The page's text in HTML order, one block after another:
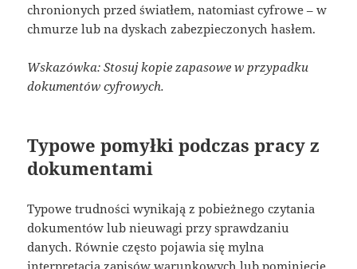
chronionych przed światłem, natomiast cyfrowe – w
chmurze lub na dyskach zabezpieczonych hasłem.
Wskazówka: Stosuj kopie zapasowe w przypadku
dokumentów cyfrowych.
Typowe pomyłki podczas pracy z
dokumentami
Typowe trudności wynikają z pobieżnego czytania
dokumentów lub nieuwagi przy sprawdzaniu
danych. Równie często pojawia się mylna
interpretacja zapisów warunkowych lub pominięcie